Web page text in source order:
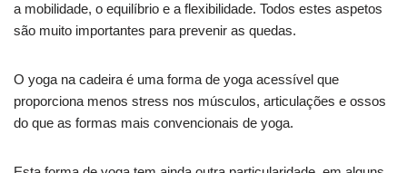
a mobilidade, o equilíbrio e a flexibilidade. Todos estes aspetos
são muito importantes para prevenir as quedas.
O yoga na cadeira é uma forma de yoga acessível que
proporciona menos stress nos músculos, articulações e ossos
do que as formas mais convencionais de yoga.